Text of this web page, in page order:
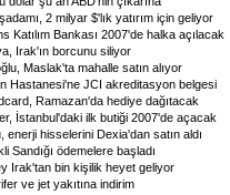
2 milyar $'lık yatırım için geliyor
Katılım Bankası 2007'de halka açılacak
Irak'ın borcunu siliyor
Maslak'ta mahalle satın alıyor
Hastanesi'ne JCI akreditasyon belgesi
Ramazan'da hediye dağıtacak
İstanbul'daki ilk butiği 2007'de açacak
enerji hisselerini Dexia'dan satın aldı
Sandığı ödemelere başladı
Irak'tan bin kişilik heyet geliyor
ve jet yakıtına indirim